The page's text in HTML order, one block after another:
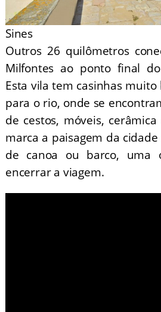
Sines
Outros 26 quilômetros
Milfontes ao ponto final
Esta vila tem casinhas
para o rio, onde se
de cestos, móveis,
marca a paisagem da
de canoa ou barco, uma
encerrar a viagem.